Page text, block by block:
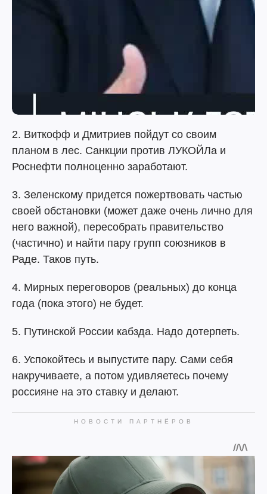
2. Виткофф и Дмитриев пойдут со своим
планом в лес. Санкции против ЛУКОЙЛа и
Роснефти полноценно заработают.
3. Зеленскому придется пожертвовать частью
своей обстановки (может даже очень лично для
него важной), пересобрать правительство
(частично) и найти пару групп союзников в
Раде. Таков путь.
4. Мирных переговоров (реальных) до конца
года (пока этого) не будет.
5. Путинской России кабзда. Надо дотерпеть.
6. Успокойтесь и выпустите пару. Сами себя
накручиваете, а потом удивляетесь почему
россияне на это ставку и делают.